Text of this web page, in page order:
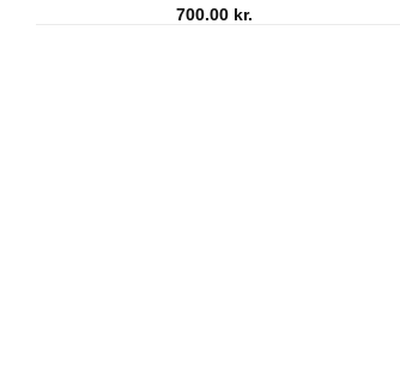
700.00 kr.